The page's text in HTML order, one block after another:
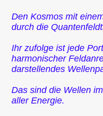
Den Kosmos mit
durch die
Ihr zufolge ist jede
harmonischer
darstellendes
Das sind die Wellen
aller Energie.